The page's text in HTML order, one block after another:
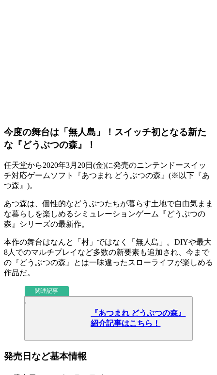
今度の舞台は「無人島」！スイッチ初となる新た
な『どうぶつの森』！
任天堂から2020年3月20日(金)に発売のニンテンドースイッ
チ対応ゲームソフト『あつまれ どうぶつの森 』(※以下『あ
つ森』)。
あつ森は、個性的などうぶつたちが暮らす土地で自由気まま
な暮らしを楽しめる シミュレーションゲーム 『どうぶつの
森 』シリーズの最新作。
本作の舞台はなんと「村」ではなく「 無人島 」。 DIYや最大
8人でのマルチプレイ など多数の新要素も追加され、今まで
の『どうぶつの森』とは一味違った スローライフが楽しめる
作品だ。
関連記事
『あつまれ どうぶつの森』
紹介記事はこちら！
発売日など基本情報